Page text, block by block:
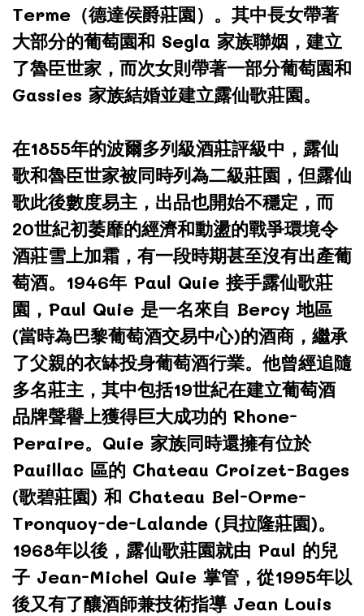
Terme（德達侯爵莊園）。其中長女帶著
大部分的葡萄園和 Segla 家族聯姻，建立
了魯臣世家，而次女則帶著一部分葡萄園和
Gassies 家族結婚並建立露仙歌莊園。
在1855年的波爾多列級酒莊評級中，露仙
歌和魯臣世家被同時列為二級莊園，但露仙
歌此後數度易主，出品也開始不穩定，而
20世紀初萎靡的經濟和動盪的戰爭環境令
酒莊雪上加霜，有一段時期甚至沒有出產葡
萄酒。1946年 Paul Quie 接手露仙歌莊
園，Paul Quie 是一名來自 Bercy 地區
(當時為巴黎葡萄酒交易中心)的酒商，繼承
了父親的衣缽投身葡萄酒行業。他曾經追隨
多名莊主，其中包括19世紀在建立葡萄酒
品牌聲譽上獲得巨大成功的 Rhone-
Peraire。Quie 家族同時還擁有位於
Pauillac 區的 Chateau Croizet-Bages
(歌碧莊園) 和 Chateau Bel-Orme-
Tronquoy-de-Lalande (貝拉隆莊園)。
1968年以後，露仙歌莊園就由 Paul 的兒
子 Jean-Michel Quie 掌管，從1995年以
後又有了釀酒師兼技術指導 Jean Louis